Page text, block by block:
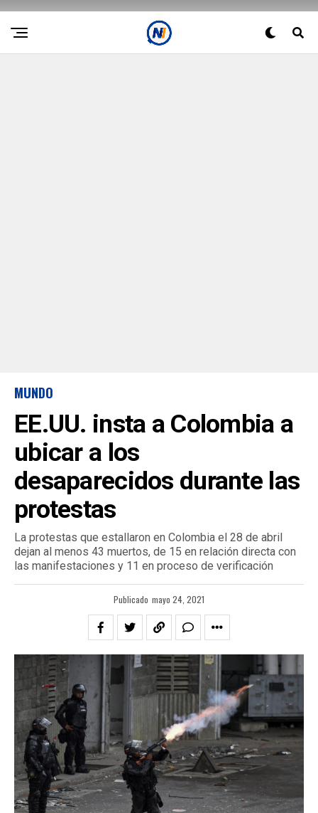
MUNDO
EE.UU. insta a Colombia a
ubicar a los
desaparecidos durante las
protestas
La protestas que estallaron en Colombia el 28 de abril
dejan al menos 43 muertos, de 15 en relación directa con
las manifestaciones y 11 en proceso de verificación
Publicado mayo 24, 2021